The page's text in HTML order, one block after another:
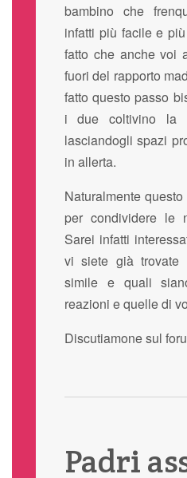
bambino che
infatti più facile e
fatto che anche voi
fuori del rapporto
fatto questo passo
i due coltivino la
lasciandogli spazi
in allerta.
Naturalmente
per condividere le
Sarei infatti
vi siete già trovate
simile e quali
reazioni e quelle di
Discutiamone sul
Padri